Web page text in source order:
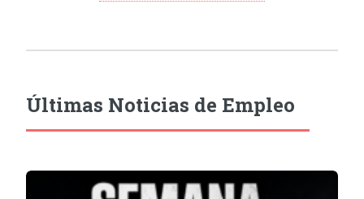
Últimas Noticias de Empleo